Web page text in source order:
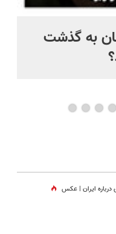
به گذشت
درباره ایران | عکس